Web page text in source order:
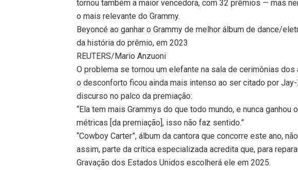
tornou também a maior vencedora, com 32 prêmios — mas
o mais relevante do Grammy.
Beyoncé ao ganhar o Grammy de melhor álbum de dance/
da história do prêmio, em 2023
REUTERS/Mario Anzuoni
O problema se tornou um elefante na sala de cerimônias
o desconforto ficou ainda mais intenso ao ser citado por
discurso no palco da premiação:
“Ela tem mais Grammys do que todo mundo, e nunca ganhou
métricas [da premiação], isso não faz sentido.”
“Cowboy Carter”, álbum da cantora que concorre este ano,
assim, parte da crítica especializada acredita que, para
Gravação dos Estados Unidos escolherá ele em 2025.